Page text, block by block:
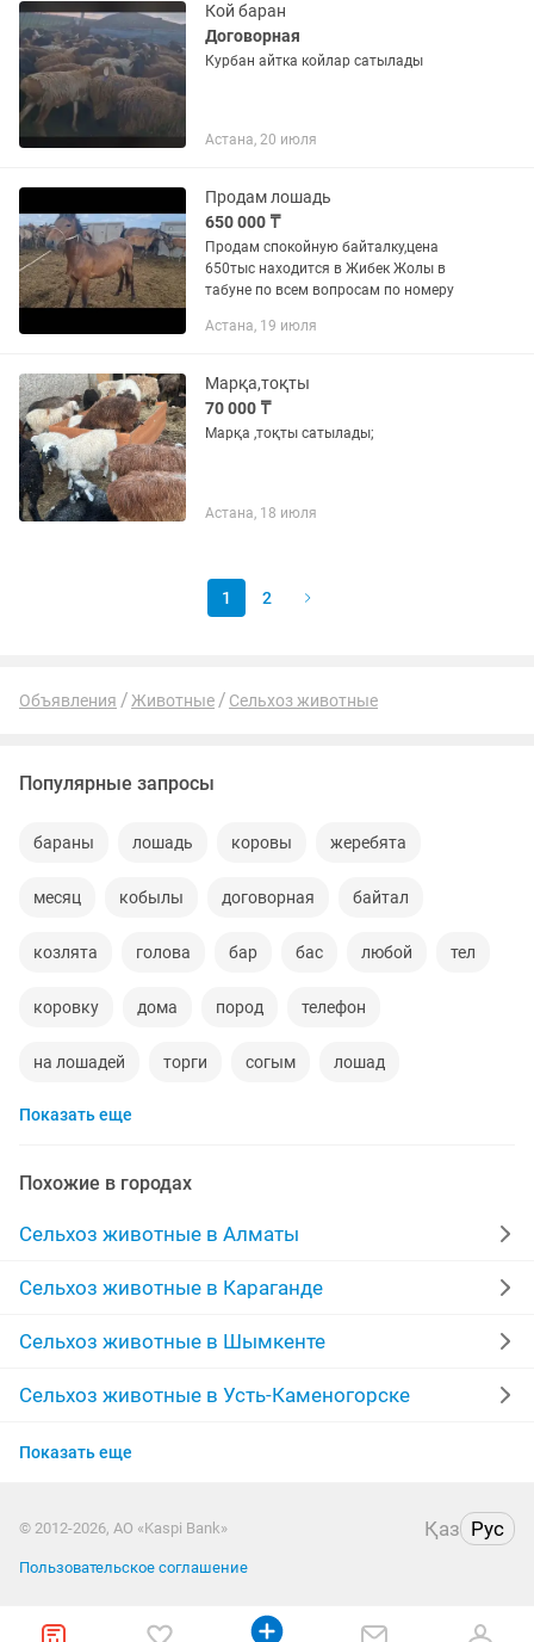
Кой баран
Договорная
Курбан айтка койлар сатылады
Астана, 20 июля
Продам лошадь
650 000 ₸
Продам спокойную байталку,цена
650тыс находится в Жибек Жолы в
табуне по всем вопросам по номеру
Астана, 19 июля
Марқа,тоқты
70 000 ₸
Марқа ,тоқты сатылады;
Астана, 18 июля
1 2
Объявления Животные Сельхоз животные
Популярные запросы
бараны лошадь коровы жеребята
месяц кобылы договорная байтал
козлята голова бар бас любой тел
коровку дома пород телефон
на лошадей торги согым лошад
кой сатылады
коза молочная продать мясо
ф 7 батыр продать
Показать еще
Похожие в городах
Сельхоз животные в Алматы
Сельхоз животные в Караганде
Сельхоз животные в Шымкенте
Сельхоз животные в Усть-Каменогорске
Сельхоз животные в Актобе
Сельхоз животные в Таразе
Сельхоз животные в Павлодаре
Показать еще
© 2012-2026, АО «Kaspi Bank» Қаз Рус
Пользовательское соглашение